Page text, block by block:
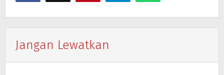
Jangan Lewatkan